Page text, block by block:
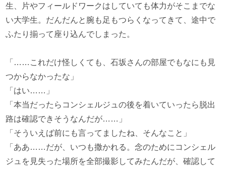
生、片やフィールドワークはしていても体力がそこまでな
い大学生。だんだんと腕も足もつらくなってきて、途中で
ふたり揃って座り込んでしまった。
「……これだけ怪しくても、石坂さんの部屋でもなにも見
つからなかったな」
「はい……」
「本当だったらコンシェルジュの後を着いていったら脱出
路は確認できそうなんだが……」
「そういえば前にも言ってましたね、そんなこと」
「ああ……だが、いつも撒かれる。念のためにコンシェル
ジュを見失った場所を全部撮影してみたんだが、確認して